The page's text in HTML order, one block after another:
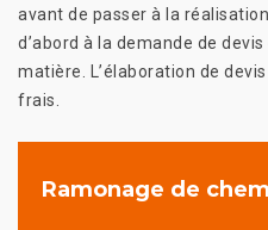
avant de passer à la
d’abord à la demande de
matière. L’élaboration de
frais.
Ramonage de